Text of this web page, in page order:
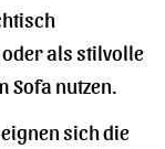
als stilvolle
nutzen.
sich die